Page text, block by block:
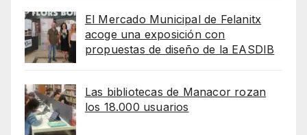
El Mercado Municipal de Felanitx
acoge una exposición con
propuestas de diseño de la EASDIB
Las bibliotecas de Manacor rozan
los 18.000 usuarios